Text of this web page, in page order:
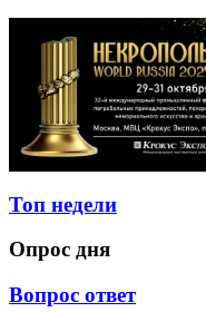
Топ недели
Опрос дня
Вопрос ответ